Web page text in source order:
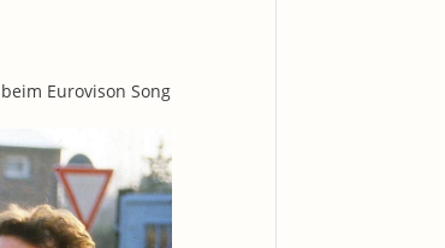
Eurovison Song